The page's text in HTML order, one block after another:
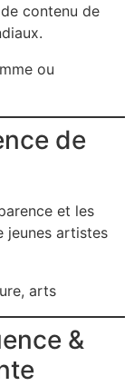
contenu de
ou
de
et les
jeunes artistes
arts
&